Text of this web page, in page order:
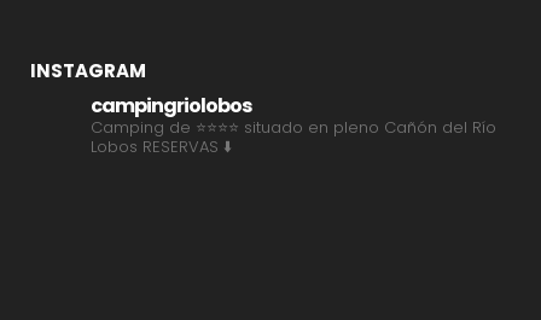
INSTAGRAM
campingriolobos
Camping de ⭐⭐⭐⭐ situado en pleno Cañón del Río
Lobos RESERVAS ⬇️